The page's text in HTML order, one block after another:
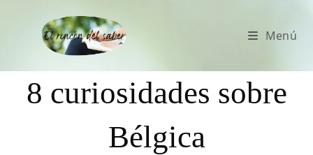
Menú
8 curiosidades sobre
Bélgica